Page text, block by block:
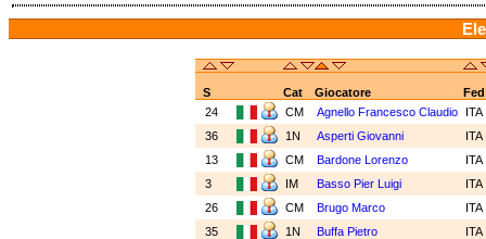
S Cat Giocatore
Fed
24
CM Agnello Francesco Claudio
ITA
36
1N Asperti Giovanni
ITA
13
CM Bardone Lorenzo
ITA
3
IM Basso Pier Luigi
ITA
26
CM Brugo Marco
ITA
35
1N Buffa Pietro
ITA